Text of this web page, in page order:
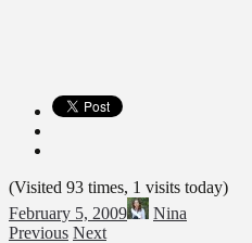
(Visited 93 times, 1 visits today)
February 5, 2009
Nina
Previous Next